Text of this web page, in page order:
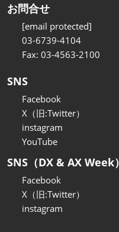
お問合せ
[email protected]
03-6739-4104
Fax: 03-4563-2100
SNS
Facebook
X（旧:Twitter）
instagram
YouTube
SNS（DX & AX Week）
Facebook
X（旧:Twitter）
instagram